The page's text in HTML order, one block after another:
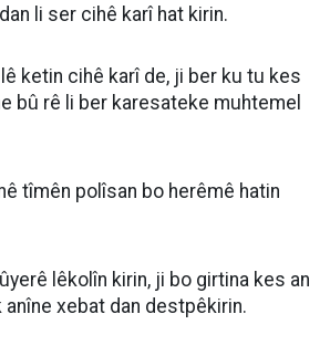
li ser cihê karî hat kirin.
ketin cihê karî de, ji ber ku tu kes
bû rê li ber karesateke muhtemel
tîmên polîsan bo herêmê hatin
lêkolîn kirin, ji bo girtina kes an
xebat dan destpêkirin.